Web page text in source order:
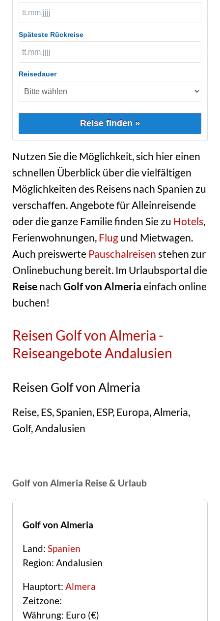
Späteste Rückreise
Reisedauer
Reise finden »
Nutzen Sie die Möglichkeit, sich hier einen
schnellen Überblick über die vielfältigen
Möglichkeiten des Reisens nach Spanien zu
verschaffen. Angebote für Alleinreisende
oder die ganze Familie finden Sie zu Hotels,
Ferienwohnungen,Flugund Mietwagen.
Auch preiswertePauschalreisenstehen zur
Onlinebuchung bereit. Im Urlaubsportal die
ReisenachGolf von Almeriaeinfach online
buchen!
Reisen Golf von Almeria -
Reiseangebote Andalusien
Reisen Golf von Almeria
Reise, ES, Spanien, ESP, Europa, Almeria,
Golf, Andalusien
Golf von Almeria Reise & Urlaub
Golf von Almeria
Land: Spanien
Region: Andalusien
Hauptort: Almera
Zeitzone:
Währung: Euro (€)